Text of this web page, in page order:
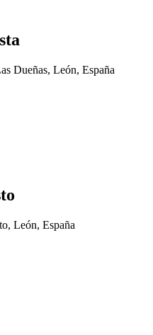
Dueñas, León, España
León, España